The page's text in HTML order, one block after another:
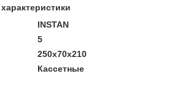
INSTAN
5
250х70х210
Кассетные